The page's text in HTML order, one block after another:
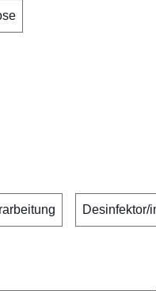
Desinfektor/